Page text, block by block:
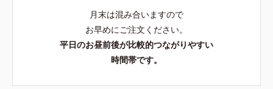
月末は混み合いますので
お早めにご注文ください。
平日のお昼前後が比較的つながりやすい
時間帯です。